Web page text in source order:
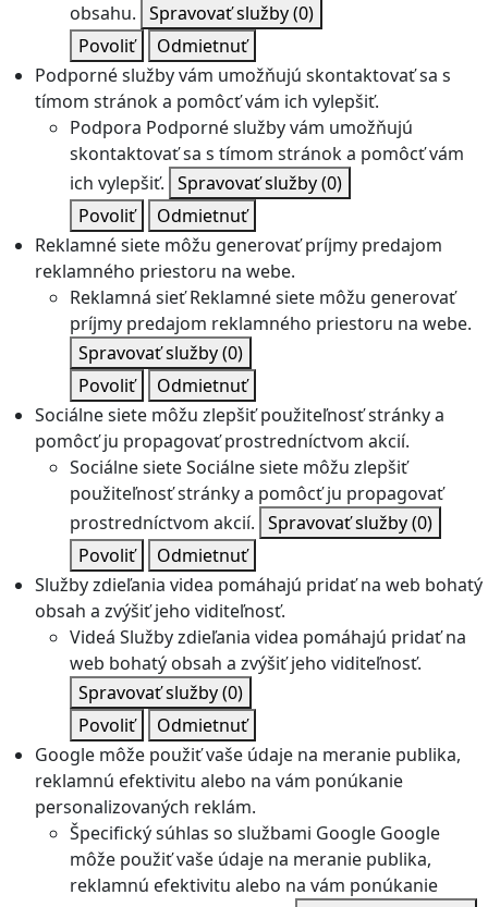
obsahu. Spravovať služby(0)
Povoliť
Odmietnuť
Podporné služby vám umožňujú skontaktovať sa s
tímom stránok a pomôcť vám ich vylepšiť.
Podpora Podporné služby vám umožňujú
skontaktovať sa s tímom stránok a pomôcť vám
ich vylepšiť. Spravovať služby(0)
Povoliť
Odmietnuť
Reklamné siete môžu generovať príjmy predajom
reklamného priestoru na webe.
Reklamná sieť Reklamné siete môžu generovať
príjmy predajom reklamného priestoru na webe.
Spravovať služby(0)
Povoliť
Odmietnuť
Sociálne siete môžu zlepšiť použiteľnosť stránky a
pomôcť ju propagovať prostredníctvom akcií.
Sociálne sieteSociálne siete môžu zlepšiť
použiteľnosť stránky a pomôcť ju propagovať
prostredníctvom akcií. Spravovať služby(0)
Povoliť
Odmietnuť
Služby zdieľania videa pomáhajú pridať na web bohatý
obsah a zvýšiť jeho viditeľnosť.
Videá Služby zdieľania videa pomáhajú pridať na
web bohatý obsah a zvýšiť jeho viditeľnosť.
Spravovať služby(0)
Povoliť
Odmietnuť
Google môže použiť vaše údaje na meranie publika,
reklamnú efektivitu alebo na vám ponúkanie
personalizovaných reklám.
Špecifický súhlas so službami Google Google
môže použiť vaše údaje na meranie publika,
reklamnú efektivitu alebo na vám ponúkanie